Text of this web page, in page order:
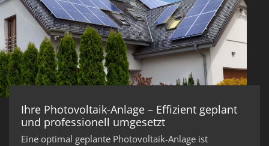
Ihre Photovoltaik-Anlage – Effizient geplant
und professionell umgesetzt
Eine optimal geplante Photovoltaik-Anlage ist